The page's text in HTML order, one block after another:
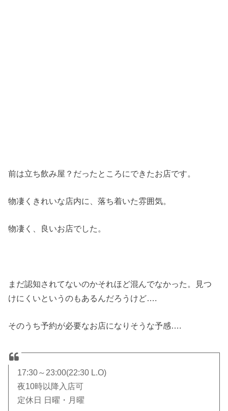
前は立ち飲み屋？だったところにできたお店です。
物凄くきれいな店内に、落ち着いた雰囲気。
物凄く、良いお店でした。
まだ認知されてないのかそれほど混んでなかった。見つ
けにくいというのもあるんだろうけど….
そのうち予約が必要なお店になりそうな予感….
17:30～23:00(22:30 L.O)
夜10時以降入店可
定休日 日曜・月曜